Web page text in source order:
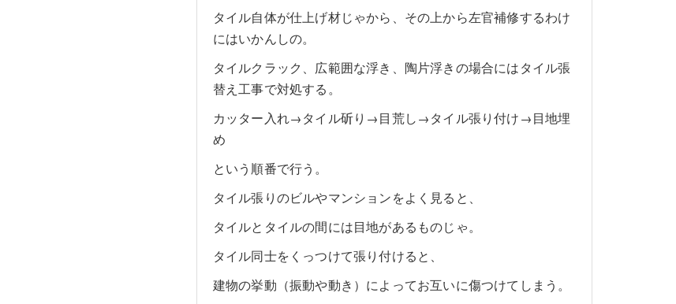
タイル自体が仕上げ材じゃから、その上から左官補修するわけ
にはいかんしの。
タイルクラック、広範囲な浮き、陶片浮きの場合にはタイル張
替え工事で対処する。
カッター入れ→タイル斫り→目荒し→タイル張り付け→目地埋
め
という順番で行う。
タイル張りのビルやマンションをよく見ると、
タイルとタイルの間には目地があるものじゃ。
タイル同士をくっつけて張り付けると、
建物の挙動（振動や動き）によってお互いに傷つけてしまう。